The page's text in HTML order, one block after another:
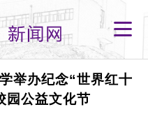
举办纪念“世界红十
园公益文化节